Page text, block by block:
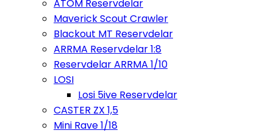
ATOM Reservdelar
Maverick Scout Crawler
Blackout MT Reservdelar
ARRMA Reservdelar 1:8
Reservdelar ARRMA 1/10
LOSI
Losi 5ive Reservdelar
CASTER ZX 1,5
Mini Rave 1/18